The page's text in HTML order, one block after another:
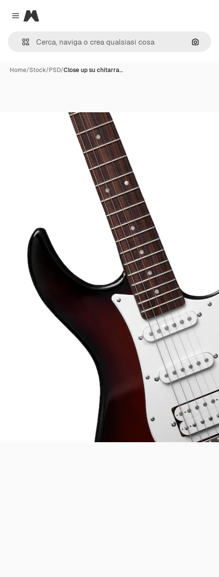
Close menu
Magnific
Cerca
Home/Stock/PSD/Close up su chitarra…